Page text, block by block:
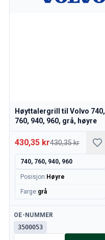
Høyttalergrill til Volvo 740,
760, 940, 960, grå, høyre
430,35 kr430,35 kr
740, 760, 940, 960
Posisjon: Høyre
Farge:grå
Tilgjengelig
OE-NUMMER
3500053